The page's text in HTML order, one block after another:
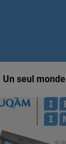
Un seul monde